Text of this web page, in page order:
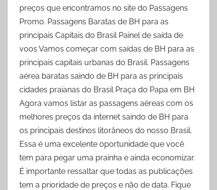
preços que encontramos no site do Passagens
Promo. Passagens Baratas de BH para as
principais Capitais do Brasil Painel de saída de
voos Vamos começar com saídas de BH para as
principais capitais urbanas do Brasil. Passagens
aérea baratas saindo de BH para as principais
cidades praianas do Brasil Praça do Papa em BH
Agora vamos listar as passagens aéreas com os
melhores preços da internet saindo de BH para
os principais destinos litorâneos do nosso Brasil.
Essa é uma excelente oportunidade que você
tem para pegar uma prainha e ainda economizar.
É importante ressaltar que todas as publicações
tem a prioridade de preços e não de data. Fique